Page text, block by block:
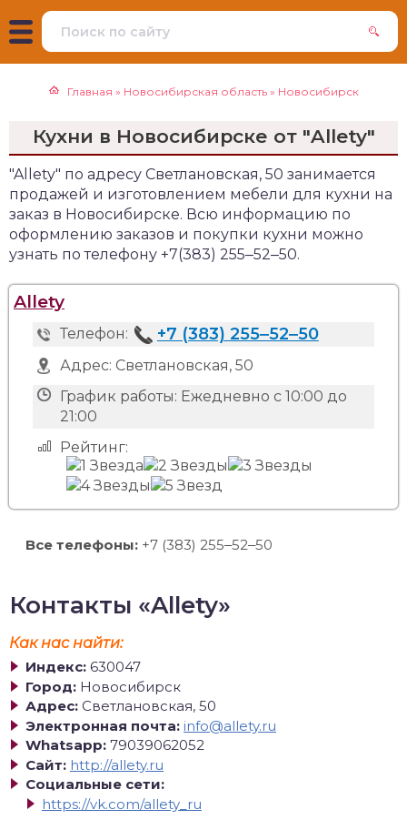
Главная » Новосибирская область » Новосибирск
Кухни в Новосибирске от "Allety"
"Allety" по адресу Светлановская, 50 занимается
продажей и изготовлением мебели для кухни на
заказ в Новосибирске. Всю информацию по
оформлению заказов и покупки кухни можно
узнать по телефону +7(383) 255‒52‒50.
Allety
Телефон: +7 (383) 255‒52‒50
Адрес: Светлановская, 50
График работы: Ежедневно с 10:00 до
21:00
Рейтинг:
Все телефоны: +7 (383) 255‒52‒50
Контакты «Allety»
Как нас найти:
Индекс: 630047
Город: Новосибирск
Адрес: Светлановская, 50
Электронная почта: info@allety.ru
Whatsapp: 79039062052
Сайт: http://allety.ru
Социальные сети:
https://vk.com/allety_ru